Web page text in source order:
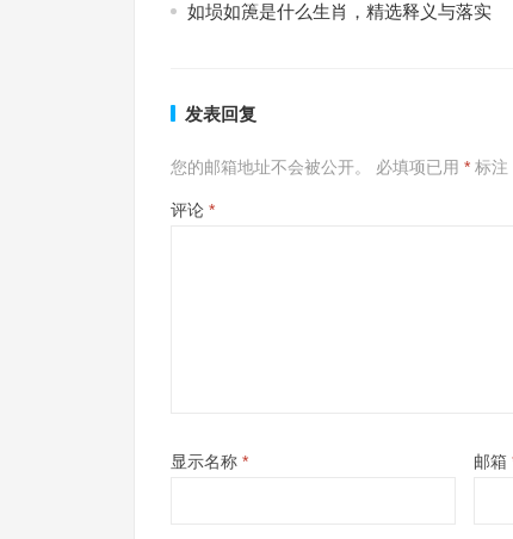
如埙如箎是什么生肖，精选释义与落实
发表回复
您的邮箱地址不会被公开。 必填项已用 * 标注
评论 *
显示名称 * 邮箱